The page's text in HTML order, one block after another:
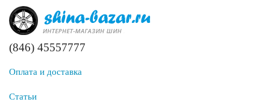
(846) 45557777
Оплата и доставка
Статьи